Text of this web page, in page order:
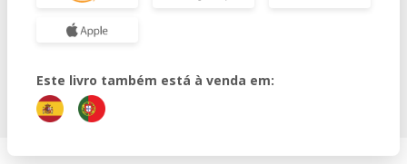
Este livro também está à venda em: